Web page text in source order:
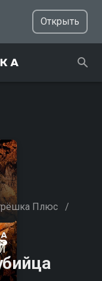
Открыть
Плюс /